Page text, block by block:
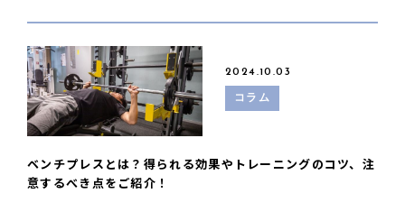
2024.10.03
コラム
ベンチプレスとは？得られる効果やトレーニングのコツ、注
意するべき点をご紹介！